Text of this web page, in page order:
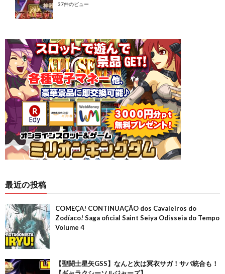
37件のビュー
最近の投稿
COMEÇA! CONTINUAÇÃO dos Cavaleiros do
Zodíaco! Saga oficial Saint Seiya Odisseia do Tempo
Volume 4
【聖闘士星矢GSS】なんと次は冥衣サガ！サバ統合も！